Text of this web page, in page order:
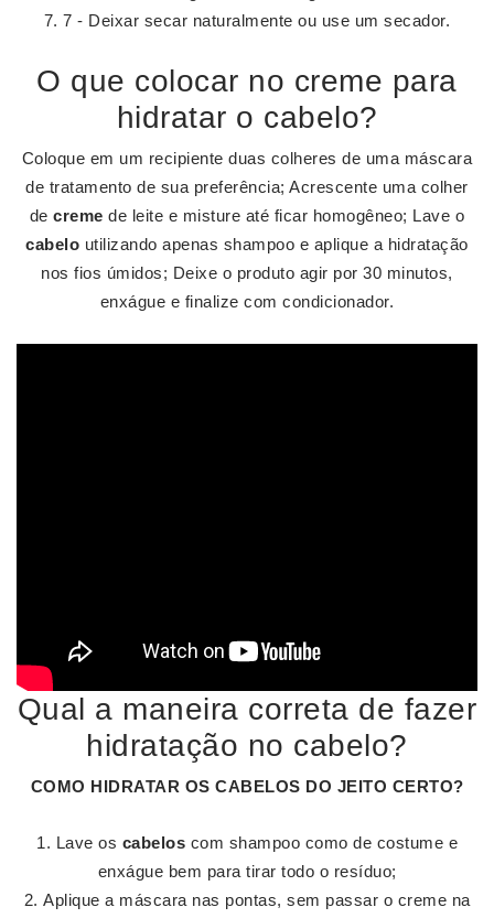
7 - Deixar secar naturalmente ou use um secador.
O que colocar no creme para
hidratar o cabelo?
Coloque em um recipiente duas colheres de uma máscara
de tratamento de sua preferência; Acrescente uma colher
decreme de leite e misture até ficar homogêneo; Lave o
cabelo utilizando apenas shampoo e aplique a hidratação
nos fios úmidos; Deixe o produto agir por 30 minutos,
enxágue e finalize com condicionador.
Qual a maneira correta de fazer
hidratação no cabelo?
COMO HIDRATAR OS CABELOS DO JEITO CERTO?
Lave os cabelos com shampoo como de costume e
enxágue bem para tirar todo o resíduo;
Aplique a máscara nas pontas, sem passar o creme na